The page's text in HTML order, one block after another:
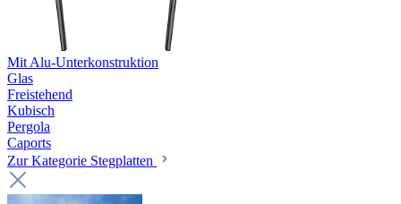
Mit Alu-Unterkonstruktion
Glas
Freistehend
Kubisch
Pergola
Caports
Zur Kategorie Stegplatten